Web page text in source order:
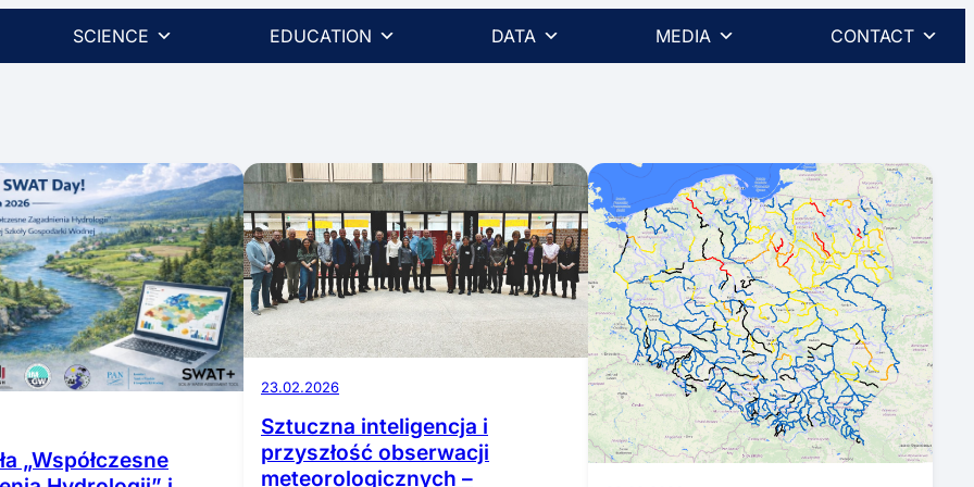
SCIENCE EDUCATION DATA MEDIA CONTACT
„Współczesne
23.02.2026
Sztuczna inteligencja i
przyszłość obserwacji
meteorologicznych –